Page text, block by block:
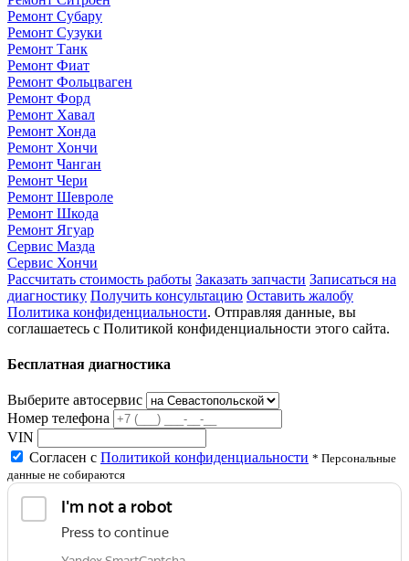
Ремонт Субару
Ремонт Сузуки
Ремонт Танк
Ремонт Фиат
Ремонт Фольцваген
Ремонт Форд
Ремонт Хавал
Ремонт Хонда
Ремонт Хончи
Ремонт Чанган
Ремонт Чери
Ремонт Шевроле
Ремонт Шкода
Ремонт Ягуар
Сервис Мазда
Сервис Хончи
Рассчитать стоимость работы Заказать запчасти Записаться на
диагностику Получить консультацию Оставить жалобу
Политика конфиденциальности. Отправляя данные, вы
соглашаетесь с Политикой конфиденциальности этого сайта.
Бесплатная диагностика
Выберите автосервис
Номер телефона
VIN
Согласен с Политикой конфиденциальности * Персональные
данные не собираются